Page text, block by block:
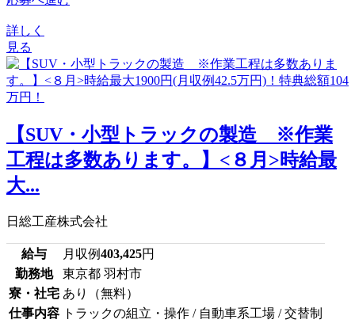
詳しく
見る
【SUV・小型トラックの製造 ※作業
工程は多数あります。】<８月>時給最
大...
日総工産株式会社
給与 月収例403,425円
勤務地
東京都 羽村市
寮・社宅 あり（無料）
仕事内容 トラックの組立・操作 / 自動車系工場 / 交替制